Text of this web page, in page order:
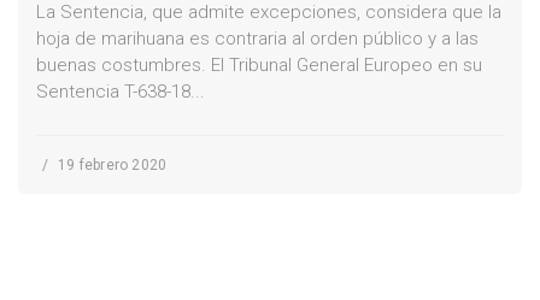
La Sentencia, que admite excepciones, considera que la
hoja de marihuana es contraria al orden público y a las
buenas costumbres. El Tribunal General Europeo en su
Sentencia T-638-18...
/ 19 febrero 2020